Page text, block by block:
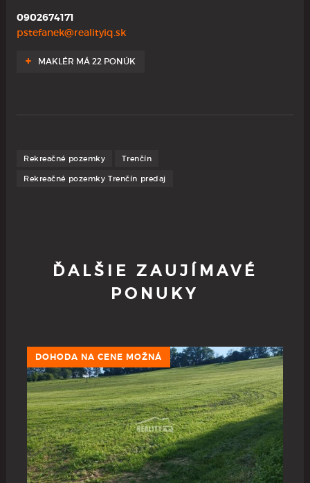
0902674171
pstefanek@realityiq.sk
MAKLÉR MÁ 22 PONÚK
Rekreačné pozemky Trenčín
Rekreačné pozemky Trenčín predaj
ĎALŠIE ZAUJÍMAVÉ
PONUKY
DOHODA NA CENE MOŽNÁ